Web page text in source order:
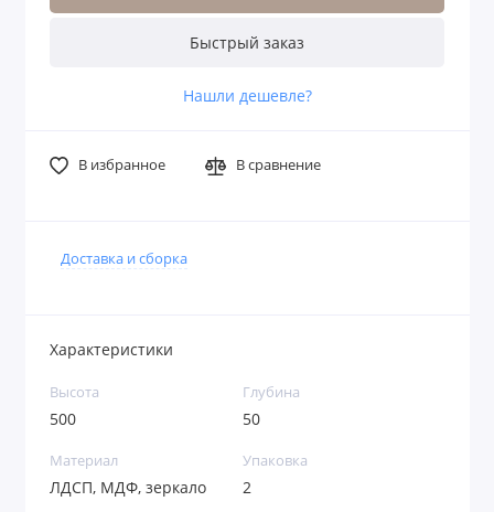
Быстрый заказ
Нашли дешевле?
В избранное В сравнение
Доставка и сборка
Характеристики
Высота
500
Глубина
50
Материал
ЛДСП, МДФ, зеркало
Упаковка
2